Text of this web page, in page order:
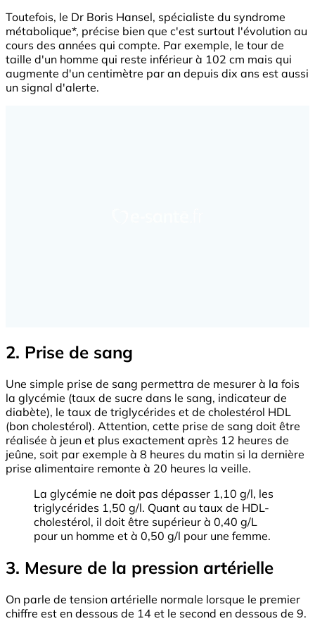
Toutefois, le Dr Boris Hansel, spécialiste du syndrome
métabolique*, précise bien que c'est surtout l'évolution au
cours des années qui compte. Par exemple, le tour de
taille d'un homme qui reste inférieur à 102 cm mais qui
augmente d'un centimètre par an depuis dix ans est aussi
un signal d'alerte.
2. Prise de sang
Une simple prise de sang permettra de mesurer à la fois
la glycémie (taux de sucre dans le sang, indicateur de
diabète), le taux de triglycérides et de cholestérol HDL
(bon cholestérol). Attention, cette prise de sang doit être
réalisée à jeun et plus exactement après 12 heures de
jeûne, soit par exemple à 8 heures du matin si la dernière
prise alimentaire remonte à 20 heures la veille.
La glycémie ne doit pas dépasser 1,10 g/l, les
triglycérides 1,50 g/l. Quant au taux de HDL-
cholestérol, il doit être supérieur à 0,40 g/L
pour un homme et à 0,50 g/l pour une femme.
3. Mesure de la pression artérielle
On parle de tension artérielle normale lorsque le premier
chiffre est en dessous de 14 et le second en dessous de 9.